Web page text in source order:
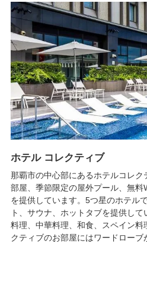
ホテル コレクティブ
那覇市の中心部にあるホテルコレ
部屋、季節限定の屋外プール、無
を提供しています。5つ星のホテル
ト、サウナ、ホットタブを提供し
料理、中華料理、和食、スペイン
クティブのお部屋にはワードローブ